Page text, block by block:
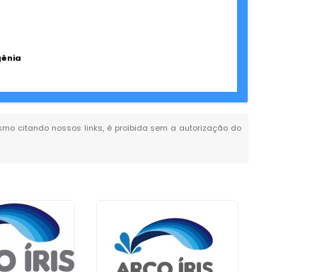
citando nossos links, é proibida sem a autorização do